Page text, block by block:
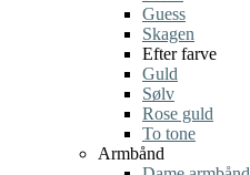
Guess
Skagen
Efter farve
Guld
Sølv
Rose guld
To tone
Armbånd